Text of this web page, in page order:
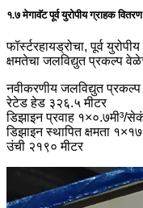
१.७ मेगावॅट पूर्व युरोपीय ग्राहक
फॉर्स्टरहायड्रोचा, पूर्व
क्षमतेचा जलविद्युत प्रकल्प
नवीकरणीय जलविद्युत
रेटेड हेड ३२६.५ मीटर
डिझाइन प्रवाह १×०.७मी³/
डिझाइन स्थापित क्षमता
उंची २१९० मीटर